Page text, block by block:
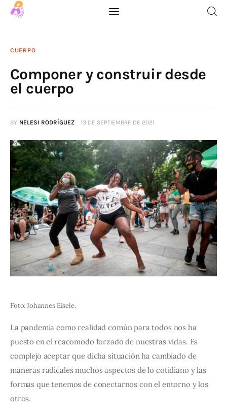
Inicio
Blog
Descargables
Quiénes Somos
Contacto
CUERPO
Componer y construir desde
el cuerpo
BY NELESI RODRÍGUEZ 13 DE SEPTIEMBRE DE 2021
Foto: Johannes Eisele.
La pandemia como realidad común para todos nos ha
puesto en el reacomodo forzado de nuestras vidas. Es
complejo aceptar que dicha situación ha cambiado de
maneras radicales muchos aspectos de lo cotidiano y las
formas que tenemos de conectarnos con el entorno y los
otros.